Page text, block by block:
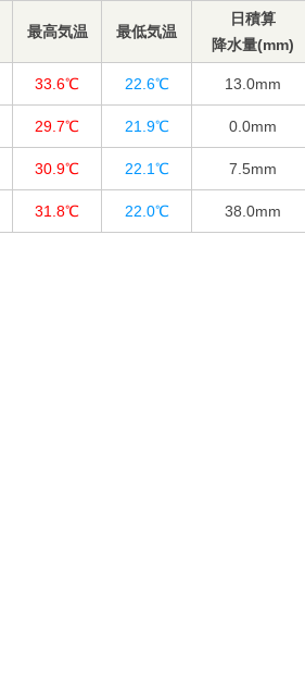
最高気温 最低気温
日積算
降水量(mm)
33.6℃ 22.6℃ 13.0mm
29.7℃ 21.9℃ 0.0mm
30.9℃ 22.1℃ 7.5mm
31.8℃ 22.0℃ 38.0mm